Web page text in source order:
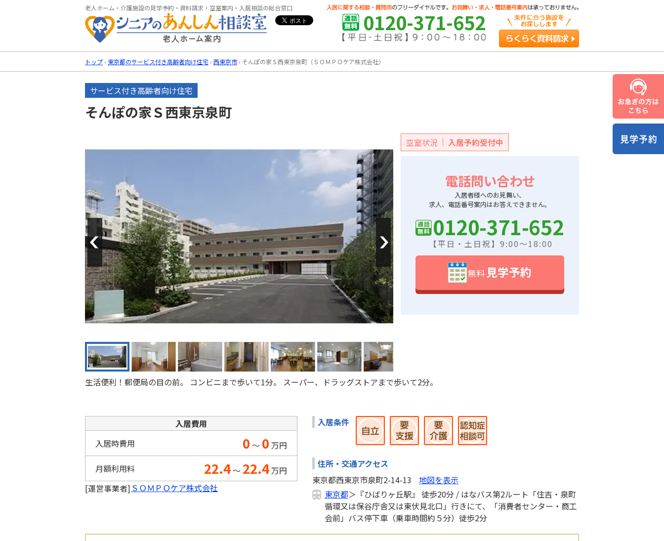
老人ホーム・介護施設の見学予約・資料請求・空室案内・入居相談の総合窓口
0120-371-652
トップ › 東京都のサービス付き高齢者向け住宅 › 西東京市 › そんぽの家Ｓ西東京泉町（ＳＯＭＰＯケア株式会社）
サービス付き高齢者向け住宅
そんぽの家Ｓ西東京泉町
Previous Next
空室状況 入居予約受付中
電話問い合わせ
入居者様へのお見舞い、
求人、電話番号案内はお答えできません。
0120-371-652
【平日・土日祝】9:00～18:00
無料見学予約
生活便利！郵便局の目の前。 コンビニまで歩いて1分。 スーパー、ドラッグストアまで歩いて2分。
入居費用
入居時費用
0 ～ 0 万円
月額利用料
22.4 ～ 22.4万円
[運営事業者] ＳＯＭＰＯケア株式会社
入居条件
住所・交通アクセス
東京都西東京市泉町2-14-13
地図を表示
東京都＞『ひばりヶ丘駅』 徒歩20分 / はなバス第2ルート「住吉・泉町
循環又は保谷庁舎又は東伏見北口」行きにて、「消費者センター・商工
会前」バス停下車（乗車時間約５分）徒歩2分